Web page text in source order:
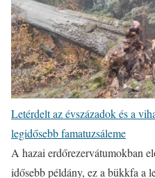
Letérdelt az évszázadok és a
legidősebb famatuzsáleme
A hazai erdőrezervátumokban
idősebb példány, ez a bükkfa a